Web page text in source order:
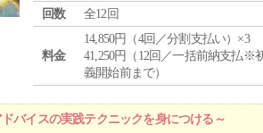
回数
全12回
料金
14,850円（4回／分割支払い）×3
41,250円（12回／一括前納支払※
義開始前まで）
バイスの実践テクニックを身につける～